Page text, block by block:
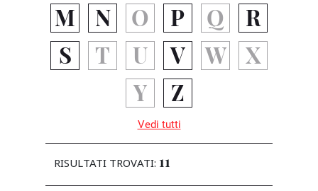
M
N O P Q
R
S
T U V W
X
Y
Z
Vedi tutti
RISULTATI TROVATI: 11